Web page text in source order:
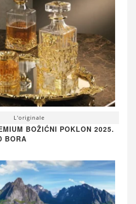
L'originale
BOŽIĆNI POKLON 2025.
BORA